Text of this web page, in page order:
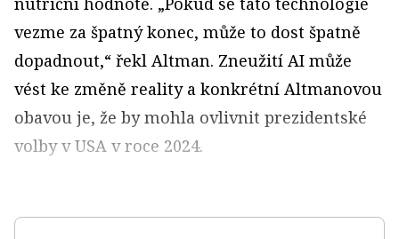
vezme za špatný konec, může to dost špatně
dopadnout,“ řekl Altman. Zneužití AI může
vést ke změně reality a konkrétní Altmanovou
obavou je, že by mohla ovlivnit prezidentské
volby v USA v roce 2024.